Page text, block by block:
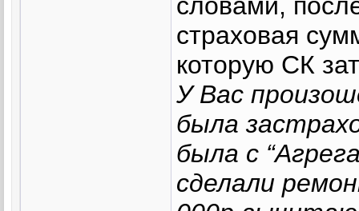
страховая
которую СК
У Вас
была
была с
сделали